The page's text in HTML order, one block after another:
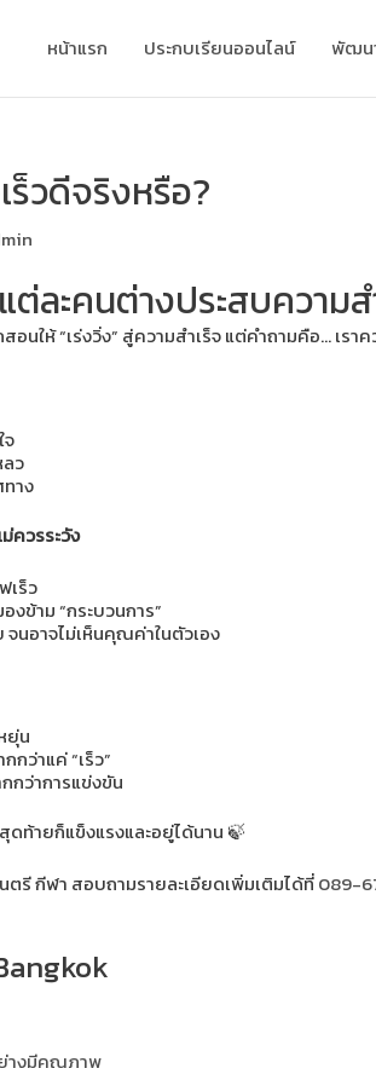
หน้าแรก ประกบเรียนออนไลน์ พัฒน
ร็วดีจริงหรือ?
ต่ละคนต่างประสบความส
นให้ “เร่งวิ่ง” สู่ความสำเร็จ แต่คำถามคือ… เรา
ว
าง
ควรระวัง
เร็ว
งข้าม “กระบวนการ”
นอาจไม่เห็นคุณค่าในตัวเอง
ยุ่น
กว่าแค่ “เร็ว”
กว่าการแข่งขัน
ท้ายก็แข็งแรงและอยู่ได้นาน 🍃
ตรี กีฬา สอบถามรายละเอียดเพิ่มเติมได้ที่089-
ย่างมีคุณภาพ